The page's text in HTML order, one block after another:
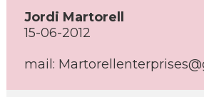
Jordi Martorell
15-06-2012
mail: